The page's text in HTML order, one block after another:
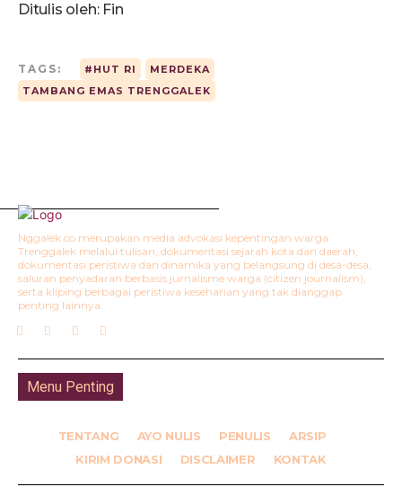
Ditulis oleh: Fin
TAGS: #HUT RI
MERDEKA
TAMBANG EMAS TRENGGALEK
Nggalek.co merupakan media advokasi kepentingan warga
Trenggalek melalui tulisan, dokumentasi sejarah kota dan daerah,
dokumentasi peristiwa dan dinamika yang belangsung di desa-desa,
saluran penyadaran berbasis jurnalisme warga (citizen journalism),
serta kliping berbagai peristiwa keseharian yang tak dianggap
penting lainnya.
Menu Penting
TENTANG AYO NULIS PENULIS
ARSIP
KIRIM DONASI
DISCLAIMER KONTAK